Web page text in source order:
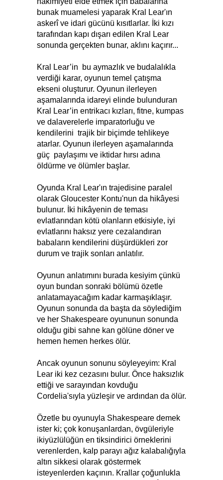
bunak muamelesi yaparak Kral Lear'ın
askerî ve idari gücünü kısıtlarlar. İki kızı
tarafından kapı dışarı edilen Kral Lear
sonunda gerçekten bunar, aklını kaçırır...
Kral Lear’in bu aymazlık ve budalalıkla
verdiği karar, oyunun temel çatışma
ekseni oluşturur. Oyunun ilerleyen
aşamalarında idareyi elinde bulunduran
Kral Lear’in entrikacı kızları, fitne, kumpas
ve dalaverelerle imparatorluğu ve
kendilerini trajik bir biçimde tehlikeye
atarlar. Oyunun ilerleyen aşamalarında
güç paylaşımı ve iktidar hırsı adına
öldürme ve ölümler başlar.
Oyunda Kral Lear'ın trajedisine paralel
olarak Gloucester Kontu'nun da hikâyesi
bulunur. İki hikâyenin de teması
evlatlarından kötü olanların etkisiyle, iyi
evlatlarını haksız yere cezalandıran
babaların kendilerini düşürdükleri zor
durum ve trajik sonları anlatılır.
Oyunun anlatımını burada kesiyim çünkü
oyun bundan sonraki bölümü özetle
anlatamayacağım kadar karmaşıklaşır.
Oyunun sonunda da başta da söylediğim
ve her Shakespeare oyununun sonunda
olduğu gibi sahne kan gölüne döner ve
hemen hemen herkes ölür.
Ancak oyunun sonunu söyleyeyim: Kral
Lear iki kez cezasını bulur. Önce haksızlık
ettiği ve sarayından kovduğu
Cordelia'sıyla yüzleşir ve ardından da ölür.
Özetle bu oyunuyla Shakespeare demek
ister ki; çok konuşanlardan, övgüleriyle
ikiyüzlülüğün en tiksindirici örneklerini
verenlerden, kalp parayı ağız kalabalığıyla
altın sikkesi olarak göstermek
isteyenlerden kaçının. Krallar çoğunlukla